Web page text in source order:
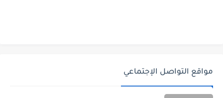
مواقع التواصل الإجتماعي